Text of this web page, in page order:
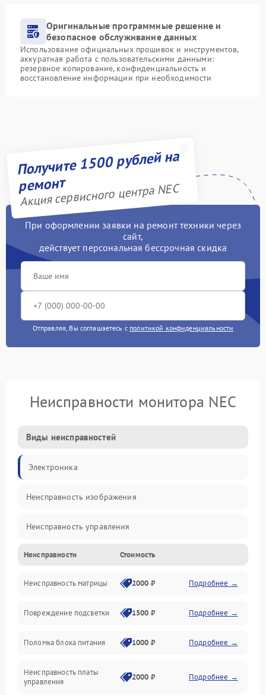
Оригинальные программные решение и
безопасное обслуживание данных
Использование официальных прошивок и инструментов,
аккуратная работа с пользовательскими данными:
резервное копирование, конфиденциальность и
восстановление информации при необходимости
Получите 1500 рублей на
ремонт
Акция сервисного центра NEC
При оформлении заявки на ремонт техники через
сайт,
действует персональная бессрочная скидка
Отправляя, Вы соглашаетесь с политикой конфиденциальности
Неисправности монитора NEC
Виды неисправностей
Электроника
Неисправность изображения
Неисправность управления
Неисправность интерфейсов
Прочие неисправности
Неисправность звука
Механические повреждения
Неисправности Стоимость
Неисправность матрицы 2000 ₽ Подробнее →
Повреждение подсветки 1500 ₽ Подробнее →
Поломка блока питания 1000 ₽ Подробнее →
Неисправность платы
управления
2000 ₽ Подробнее →